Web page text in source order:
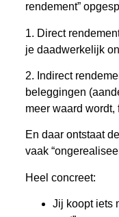
rendement”
1. Direct
je daadwerkelijk
2. Indirect
beleggingen
meer waard
En daar ontstaat
vaak
Heel concreet:
Jij koopt iets